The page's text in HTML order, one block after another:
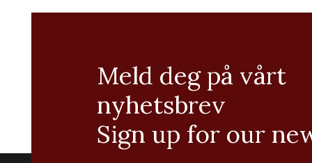
Meld deg på vårt
nyhetsbrev
Sign up for our